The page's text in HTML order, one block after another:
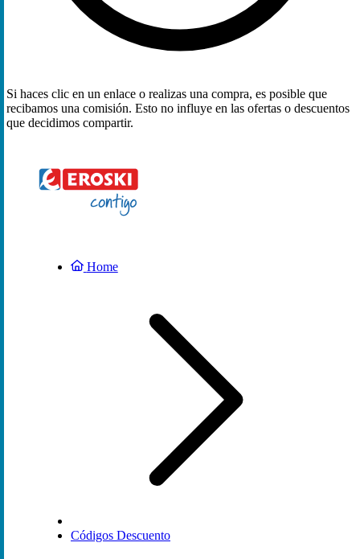
Si haces clic en un enlace o realizas una compra, es posible que
recibamos una comisión. Esto no influye en las ofertas o descuentos
que decidimos compartir.
Home
Códigos Descuento